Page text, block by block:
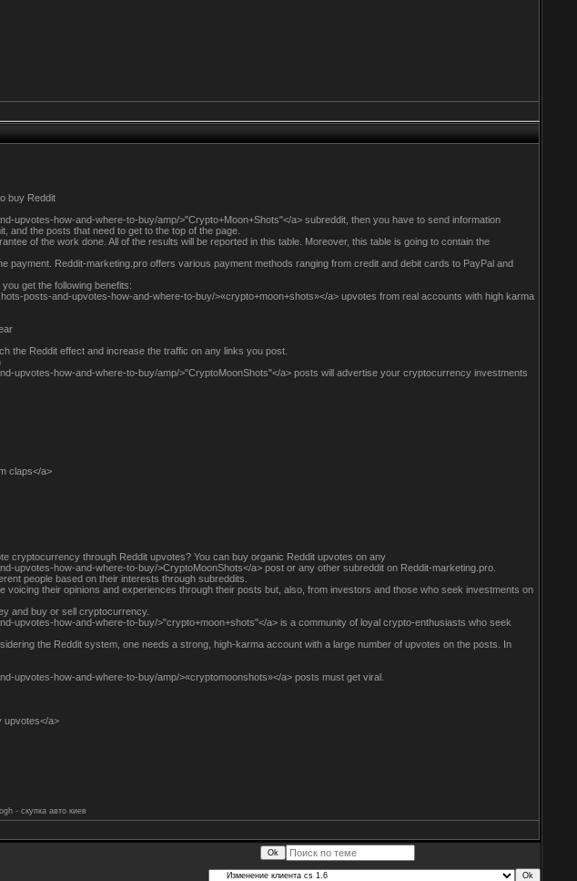
buy Reddit
upvotes-how-and-where-to-buy/amp/>"Crypto+Moon+Shots"</a> subreddit, then you have to send information
and the posts that need to get to the top of the page.
of the work done. All of the results will be reported in this table. Moreover, this table is going to contain the
payment. Reddit-marketing.pro offers various payment methods ranging from credit and debit cards to PayPal and
get the following benefits:
posts-and-upvotes-how-and-where-to-buy/>«crypto+moon+shots»</a> upvotes from real accounts with high karma
the Reddit effect and increase the traffic on any links you post.
upvotes-how-and-where-to-buy/amp/>"CryptoMoonShots"</a> posts will advertise your cryptocurrency investments
claps</a>
cryptocurrency through Reddit upvotes? You can buy organic Reddit upvotes on any
upvotes-how-and-where-to-buy/>CryptoMoonShots</a> post or any other subreddit on Reddit-marketing.pro.
people based on their interests through subreddits.
voicing their opinions and experiences through their posts but, also, from investors and those who seek investments on
and buy or sell cryptocurrency.
upvotes-how-and-where-to-buy/>"crypto+moon+shots"</a> is a community of loyal crypto-enthusiasts who seek
the Reddit system, one needs a strong, high-karma account with a large number of upvotes on the posts. In
upvotes-how-and-where-to-buy/amp/>«cryptomoonshots»</a> posts must get viral.
upvotes</a>
- скупка авто киев